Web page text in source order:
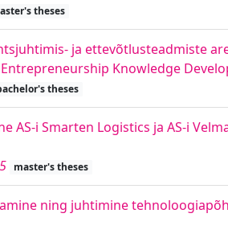
theses
ja ettevõtlusteadmiste
Knowledge
theses
AS-i Smarten Logistics ja AS-i
master's theses
ning juhtimine